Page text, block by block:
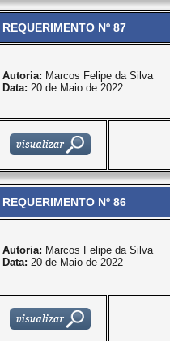
REQUERIMENTO Nº 87
Autoria: Marcos Felipe da Silva
Data: 20 de Maio de 2022
REQUERIMENTO Nº 86
Autoria: Marcos Felipe da Silva
Data: 20 de Maio de 2022